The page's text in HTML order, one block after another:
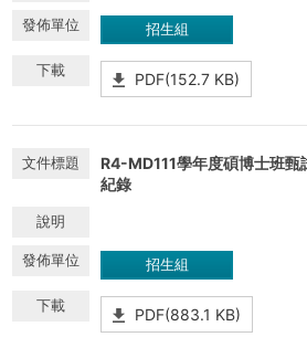
招生組
PDF(152.7 KB)
R4-MD111學年度碩博士班
紀錄
招生組
PDF(883.1 KB)